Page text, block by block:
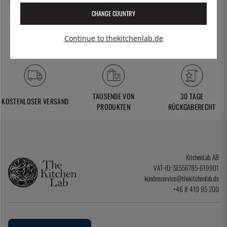
KOSTENLOSER VERSAND
TAUSENDE VON
PRODUKTEN
30 TAGE
RÜCKGABERECHT
KitchenLab AB
VAT-ID: SE556785-619901
kundenservice@thekitchenlab.de
+46 8 410 95 200
CHANGE COUNTRY
Continue to thekitchenlab.de